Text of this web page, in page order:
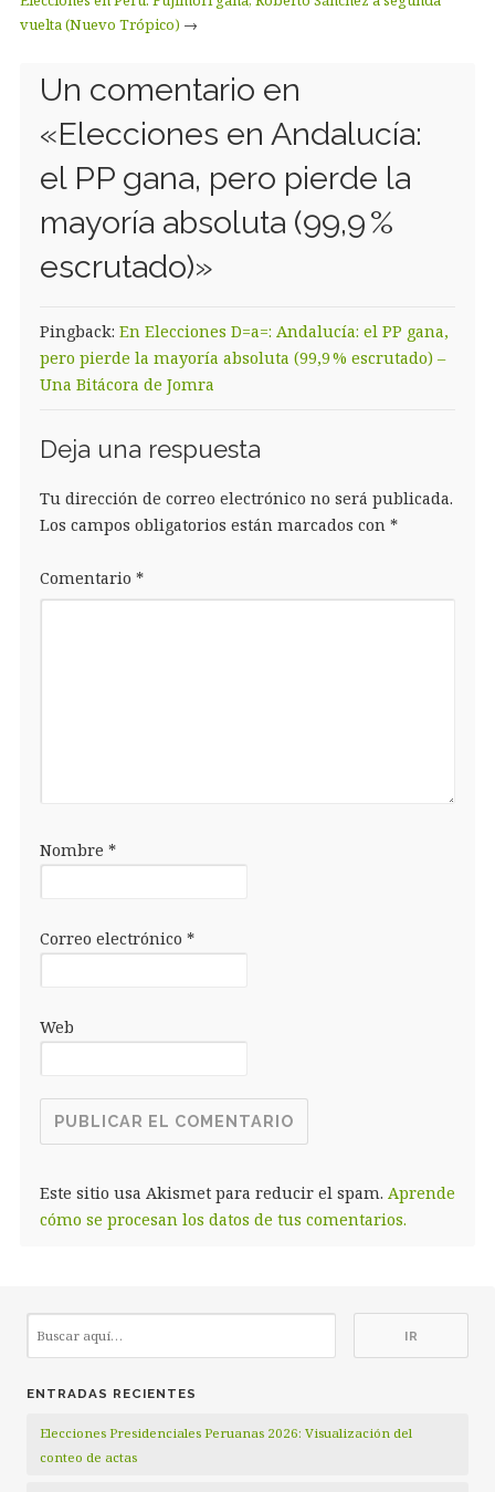
vuelta (Nuevo Trópico) →
Un comentario en
«Elecciones en Andalucía:
el PP gana, pero pierde la
mayoría absoluta (99,9 %
escrutado)»
Pingback: En Elecciones D=a=: Andalucía: el PP gana,
pero pierde la mayoría absoluta (99,9 % escrutado) –
Una Bitácora de Jomra
Deja una respuesta
Tu dirección de correo electrónico no será publicada.
Los campos obligatorios están marcados con *
Comentario *
Nombre *
Correo electrónico *
Web
Este sitio usa Akismet para reducir el spam. Aprende
cómo se procesan los datos de tus comentarios.
ENTRADAS RECIENTES
Elecciones Presidenciales Peruanas 2026: Visualización del
conteo de actas